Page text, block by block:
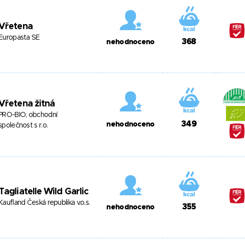
Europasta SE
nehodnoceno 368
žitná
PRO-BIO, obchodní
s r.o.
nehodnoceno 349
Wild Garlic
Kaufland Česká republika v.o.s.
nehodnoceno 355